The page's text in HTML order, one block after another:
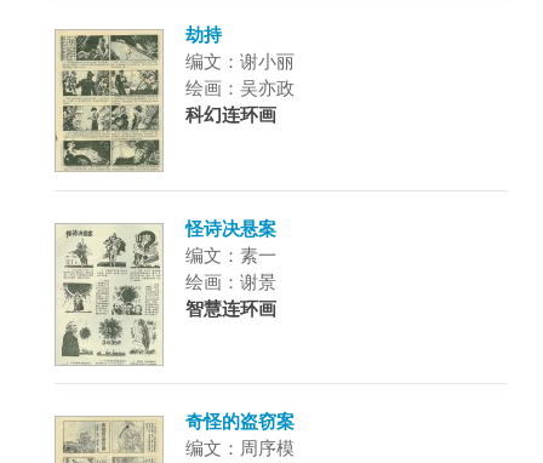
劫持
编文：谢小丽
绘画：吴亦政
科幻连环画
怪诗决悬案
编文：素一
绘画：谢景
智慧连环画
奇怪的盗窃案
编文：周序模